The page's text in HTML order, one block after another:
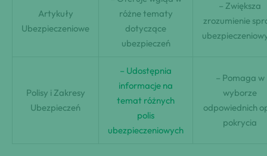
Artykuły
Ubezpieczeniowe
różne tematy
dotyczące
ubezpieczeń
– Zwiększa
zrozumienie
Polisy i Zakresy
Ubezpieczeń
– Udostępnia
informacje na
temat różnych
polis
ubezpieczeniowych
– Pomaga w
wyborze
odpowiednich
pokrycia